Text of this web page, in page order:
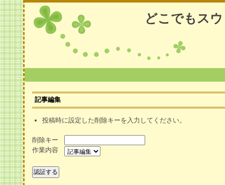
どこでもス
記事編集
投稿時に設定した削除キーを入力してください。
削除キー
作業内容